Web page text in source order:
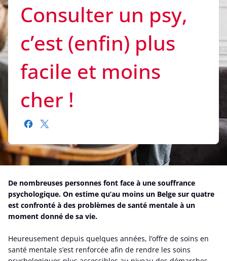
Consulter un psy,
c’est (enfin) plus
facile et moins
cher !
De nombreuses personnes font face à une souffrance
psychologique. On estime qu’au moins un Belge sur quatre
est confronté à des problèmes de santé mentale à un
moment donné de sa vie.
Heureusement depuis quelques années, l’offre de soins en
santé mentale s’est renforcée afin de rendre les soins